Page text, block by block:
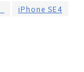
iPhone SE4